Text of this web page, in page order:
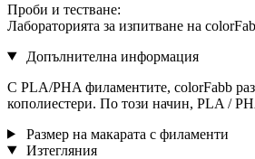
Проби и тестване:
Лабораторията за изпитване на
Допълнителна информация
С PLA/PHA филаментите, colorFabb
кополиестери. По този начин, PLA /
Размер на макарата с филаменти
Изтегляния